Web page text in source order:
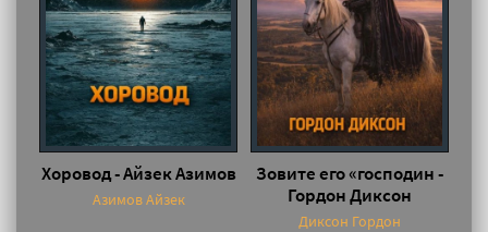
Хоровод - Айзек Азимов
Азимов Айзек
Зовите его «господин -
Гордон Диксон
Диксон Гордон